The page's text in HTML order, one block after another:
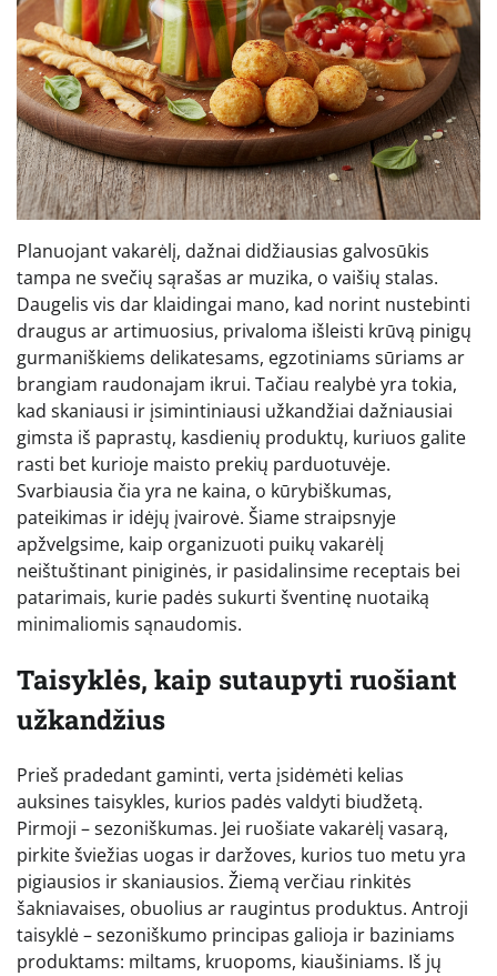
Planuojant vakarėlį, dažnai didžiausias galvosūkis
tampa ne svečių sąrašas ar muzika, o vaišių stalas.
Daugelis vis dar klaidingai mano, kad norint nustebinti
draugus ar artimuosius, privaloma išleisti krūvą pinigų
gurmaniškiems delikatesams, egzotiniams sūriams ar
brangiam raudonajam ikrui. Tačiau realybė yra tokia,
kad skaniausi ir įsimintiniausi užkandžiai dažniausiai
gimsta iš paprastų, kasdienių produktų, kuriuos galite
rasti bet kurioje maisto prekių parduotuvėje.
Svarbiausia čia yra ne kaina, o kūrybiškumas,
pateikimas ir idėjų įvairovė. Šiame straipsnyje
apžvelgsime, kaip organizuoti puikų vakarėlį
neištuštinant piniginės, ir pasidalinsime receptais bei
patarimais, kurie padės sukurti šventinę nuotaiką
minimaliomis sąnaudomis.
Taisyklės, kaip sutaupyti ruošiant
užkandžius
Prieš pradedant gaminti, verta įsidėmėti kelias
auksines taisykles, kurios padės valdyti biudžetą.
Pirmoji – sezoniškumas. Jei ruošiate vakarėlį vasarą,
pirkite šviežias uogas ir daržoves, kurios tuo metu yra
pigiausios ir skaniausios. Žiemą verčiau rinkitės
šakniavaises, obuolius ar raugintus produktus. Antroji
taisyklė – sezoniškumo principas galioja ir baziniams
produktams: miltams, kruopoms, kiaušiniams. Iš jų